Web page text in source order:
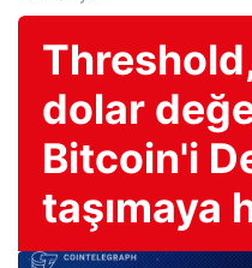
dolar
Bitcoin'i
taşımaya